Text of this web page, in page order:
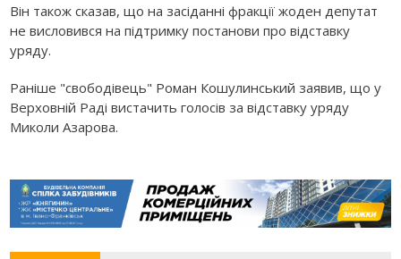
Він також сказав, що на засіданні фракції жоден депутат
не висловився на підтримку постанови про відставку
уряду.
Раніше "свободівець" Роман Кошулинський заявив, що у
Верховній Раді вистачить голосів за відставку уряду
Миколи Азарова.